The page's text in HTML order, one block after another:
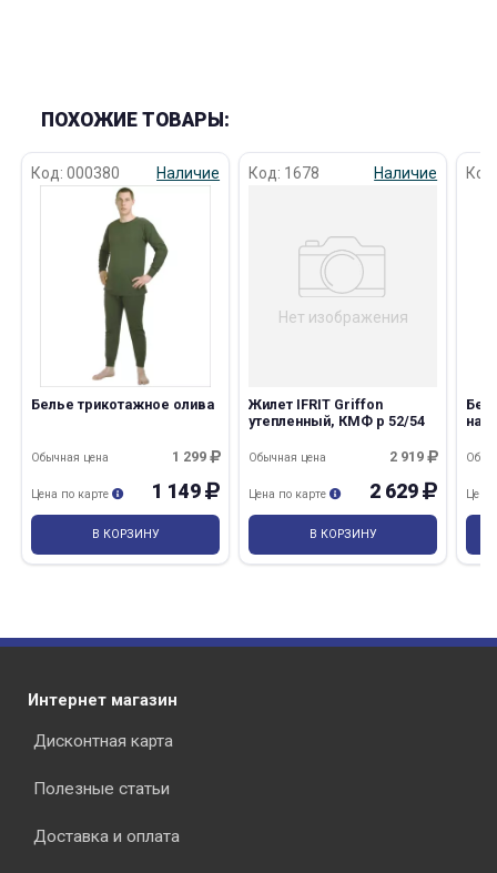
ПОХОЖИЕ ТОВАРЫ:
Код: 000380 Наличие
Белье трикотажное олива
1 299
Обычная цена
1 149
Цена по карте
В КОРЗИНУ
Код: 1678 Наличие
Нет изображения
Жилет IFRIT Griffon
утепленный, КМФ р 52/54
2 919
Обычная цена
2 629
Цена по карте
В КОРЗИНУ
Цена
Интернет магазин
Дисконтная карта
Полезные статьи
Доставка и оплата